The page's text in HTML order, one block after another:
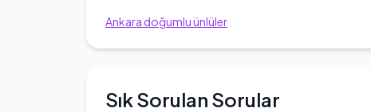
Ankara doğumlu ünlüler
Sık Sorulan Sorular